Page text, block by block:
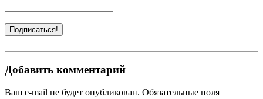
Добавить комментарий
Ваш e-mail не будет опубликован. Обязательные поля